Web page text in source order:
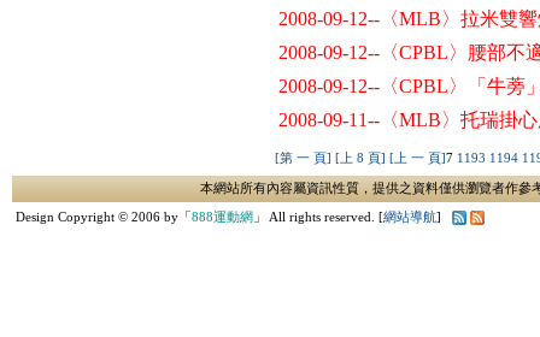
2008-09-12--〈MLB〉拉米雙
2008-09-12--〈CPBL〉腰部不
2008-09-12--〈CPBL〉「牛蒡
2008-09-11--〈MLB〉托瑞掛
[第 一 頁] [上 8 頁] [上 一 頁]7 1193 1194
本網站所有內容屬資訊性質，提供之資料僅供瀏覽者作
Design Copyright © 2006 by「888運動網 」 All rights reserved. [網站導航]